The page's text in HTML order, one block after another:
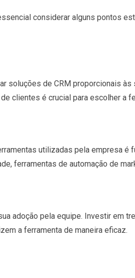
considerar alguns pontos
soluções de CRM proporcionais
clientes é crucial para escolher a
utilizadas pela empresa é
ferramentas de automação de
adoção pela equipe. Investir em
a ferramenta de maneira eficaz.